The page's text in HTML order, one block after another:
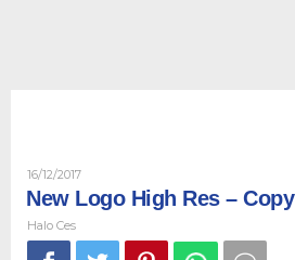
16/12/2017Oleh
Halo
Ces
New Logo High Res – Copy
Halo Ces